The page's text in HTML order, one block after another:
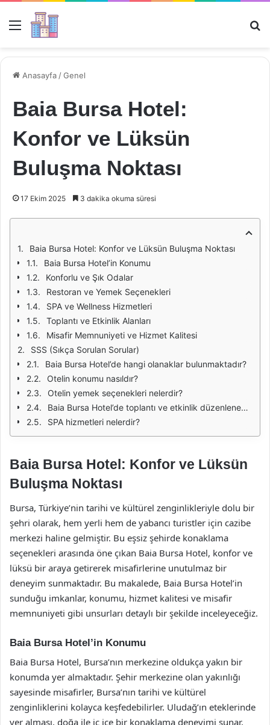
Menü
Anasayfa /Genel
Baia Bursa Hotel:
Konfor ve Lüksün
Buluşma Noktası
17 Ekim 2025 3 dakika okuma süresi
Baia Bursa Hotel: Konfor ve Lüksün Buluşma Noktası
Baia Bursa Hotel’in Konumu
Konforlu ve Şık Odalar
Restoran ve Yemek Seçenekleri
SPA ve Wellness Hizmetleri
Toplantı ve Etkinlik Alanları
Misafir Memnuniyeti ve Hizmet Kalitesi
SSS (Sıkça Sorulan Sorular)
Baia Bursa Hotel’de hangi olanaklar bulunmaktadır?
Otelin konumu nasıldır?
Otelin yemek seçenekleri nelerdir?
Baia Bursa Hotel’de toplantı ve etkinlik düzenlenebilir mi?
SPA hizmetleri nelerdir?
Baia Bursa Hotel: Konfor ve Lüksün
Buluşma Noktası
Bursa, Türkiye’nin tarihi ve kültürel zenginlikleriyle dolu bir
şehri olarak, hem yerli hem de yabancı turistler için cazibe
merkezi haline gelmiştir. Bu eşsiz şehirde konaklama
seçenekleri arasında öne çıkan Baia Bursa Hotel, konfor ve
lüksü bir araya getirerek misafirlerine unutulmaz bir
deneyim sunmaktadır. Bu makalede, Baia Bursa Hotel’in
sunduğu imkanlar, konumu, hizmet kalitesi ve misafir
memnuniyeti gibi unsurları detaylı bir şekilde inceleyeceğiz.
Baia Bursa Hotel’in Konumu
Baia Bursa Hotel, Bursa’nın merkezine oldukça yakın bir
konumda yer almaktadır. Şehir merkezine olan yakınlığı
sayesinde misafirler, Bursa’nın tarihi ve kültürel
zenginliklerini kolayca keşfedebilirler. Uludağ’ın eteklerinde
yer alması, doğa ile iç içe bir konaklama deneyimi sunar.